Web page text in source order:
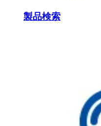
製品検索